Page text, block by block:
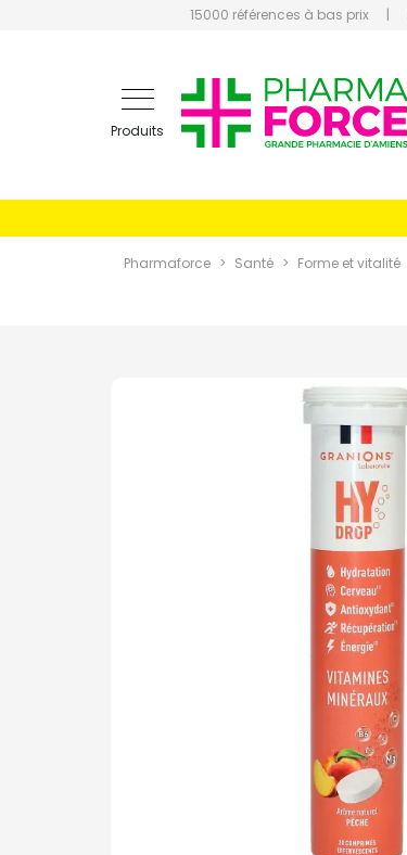
15000 références à bas prix |
Produits
Pharmaforce Santé Forme et vitalité